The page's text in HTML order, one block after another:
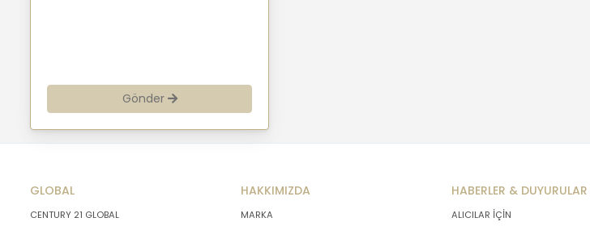
müşterilerimiz, şirket
hissedarlarımız,
ziyaretçilerimiz ve
üçüncü kişiler başta
işlenen kişilerin
bilgilendirilerek
Gönder
GLOBAL
CENTURY 21 GLOBAL
HAKKIMIZDA
MARKA
HABERLER & DUYURULAR
ALICILAR İÇİN